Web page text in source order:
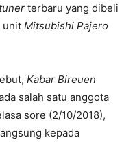
terbaru yang dibeli
unit Mitsubishi Pajero
Kabar Bireuen
salah satu anggota
sore (2/10/2018),
kepada